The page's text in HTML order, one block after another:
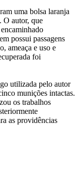
uma bolsa laranja
O autor, que
possui passagens
ameaça e uso e
foi
utilizada pelo autor
munições intactas.
os trabalhos
as providências